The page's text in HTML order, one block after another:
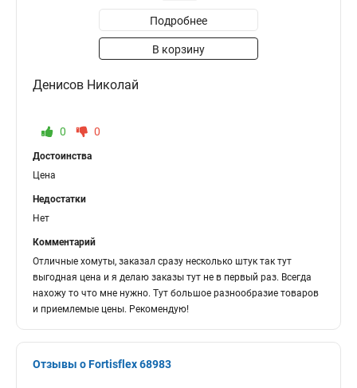
Подробнее
В корзину
Денисов Николай
0 0
Достоинства
Цена
Недостатки
Нет
Комментарий
Отличные хомуты, заказал сразу несколько штук так тут
выгодная цена и я делаю заказы тут не в первый раз. Всегда
нахожу то что мне нужно. Тут большое разнообразие товаров
и приемлемые цены. Рекомендую!
Отзывы о Fortisflex 68983